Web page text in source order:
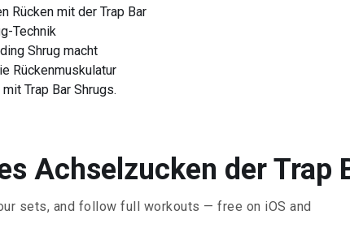
Rücken mit der Trap Bar
Technik
Shrug macht
Rückenmuskulatur
Trap Bar Shrugs.
Achselzucken der Trap
sets, and follow full workouts — free on iOS and